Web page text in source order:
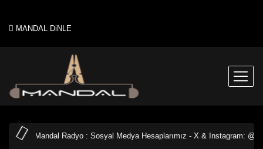
MANDAL DiNLE
Mandal Radyo : Sosyal Medya Hesaplarımız - X & Instagram: